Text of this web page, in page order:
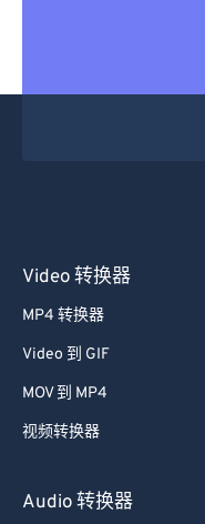
Video 转换器
MP4 转换器
Video 到 GIF
MOV 到 MP4
视频转换器
Audio 转换器